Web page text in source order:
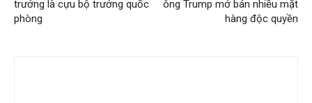
trưởng là cựu bộ trưởng quốc
phòng
ông Trump mở bán nhiều mặt
hàng độc quyền